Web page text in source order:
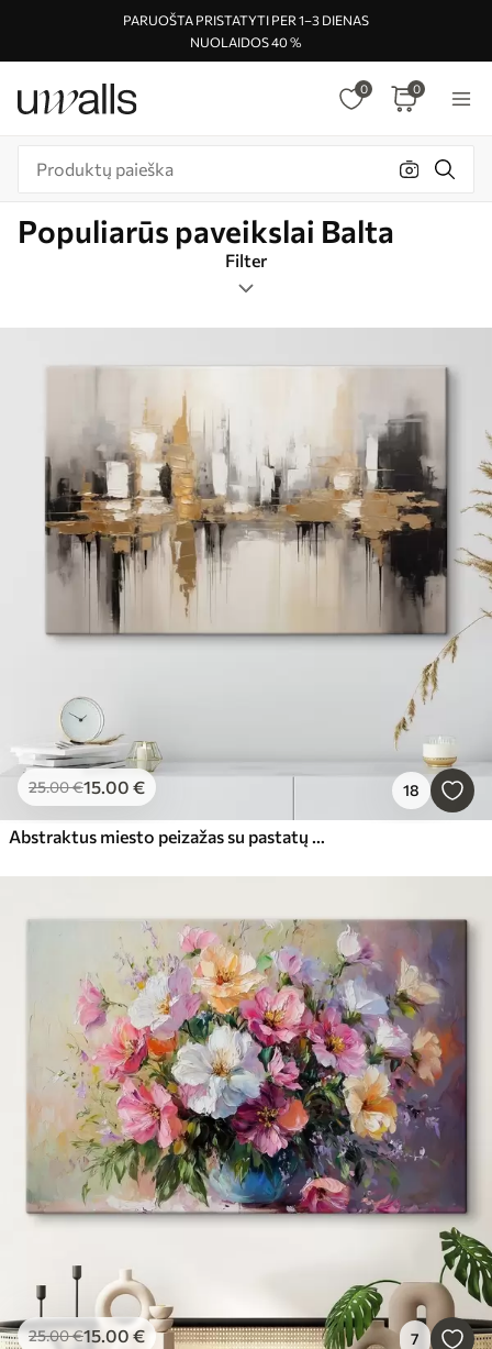
PARUOŠTA PRISTATYTI PER 1–3 DIENAS
NUOLAIDOS 40 %
0 0
Populiarūs paveikslai Balta
Filter
Žymos
Vaizdo formatas
Populiarūs paveikslai
Populiariausi
Viską iš naujo nustatyti
25.00€15.00 € 18
Abstraktus miesto peizažas su pastatų atspindžiais vandenyje, sukurtas neutraliais tonais su šiltų atspalvių akcentais
25.00€15.00 € 7